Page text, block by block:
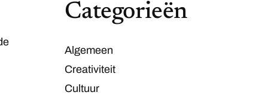
Categorieën
Algemeen
Creativiteit
Cultuur